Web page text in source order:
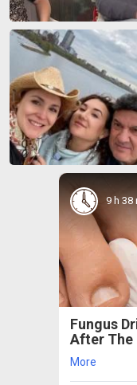
9 h 38
Fungus
After The
More